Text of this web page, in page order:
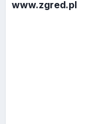
www.zgred.pl